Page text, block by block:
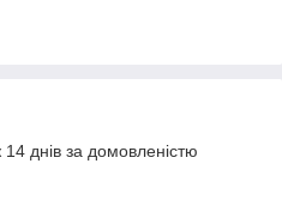
днів за домовленістю